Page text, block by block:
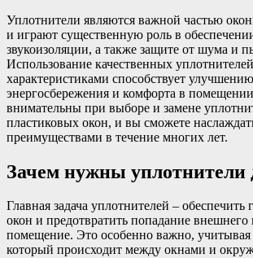
Уплотнители являются важной частью
и играют существенную роль в
звукоизоляции, а также защите от шума и
Использование качественных
характеристиками способствует улучшению
энергосбережения и комфорта в
внимательны при выборе и замене
пластиковых окон, и вы сможете
преимуществами в течение многих лет.
Зачем нужны уплотнители
Главная задача уплотнителей – обеспечить
окон и предотвратить попадание внешнего
помещение. Это особенно важно, учитывая
который происходит между окнами и